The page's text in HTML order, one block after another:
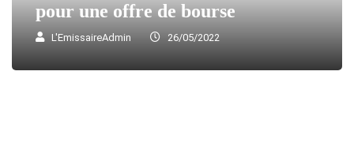
pour une offre de bourse
L'EmissaireAdmin 26/05/2022